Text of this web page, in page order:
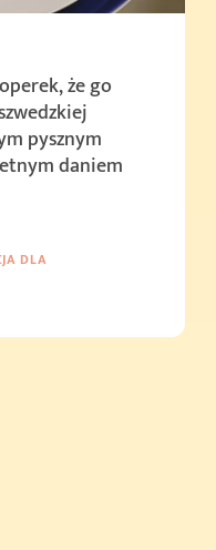
że go
pysznym
daniem
DLA